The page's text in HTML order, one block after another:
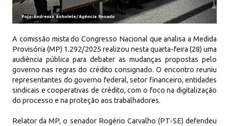
A comissão mista do Congresso Nacional que analisa a Medida
Provisória (MP) 1.292/2025 realizou nesta quarta-feira (28) uma
audiência pública para debater as mudanças propostas pelo
governo nas regras do crédito consignado. O encontro reuniu
representantes do governo federal, setor financeiro, entidades
sindicais e cooperativas de crédito, com o foco na digitalização
do processo e na proteção aos trabalhadores.
Relator da MP, o senador Rogério Carvalho (PT-SE) defendeu